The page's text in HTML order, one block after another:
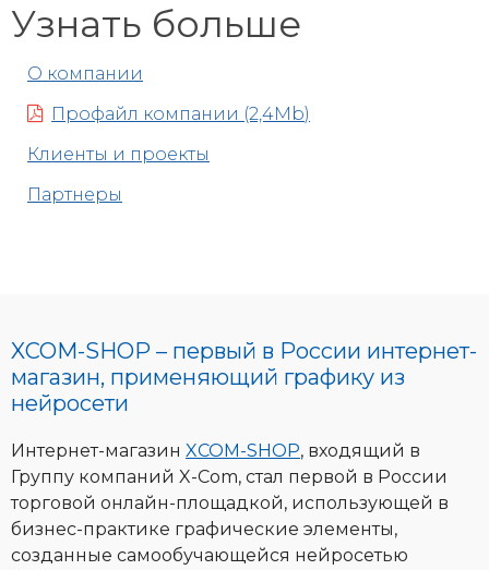
Узнать больше
О компании
Профайл компании (2,4Mb)
Клиенты и проекты
Партнеры
XCOM-SHOP – первый в России интернет-
магазин, применяющий графику из
нейросети
Интернет-магазин XCOM-SHOP, входящий в
Группу компаний X-Com, стал первой в России
торговой онлайн-площадкой, использующей в
бизнес-практике графические элементы,
созданные самообучающейся нейросетью